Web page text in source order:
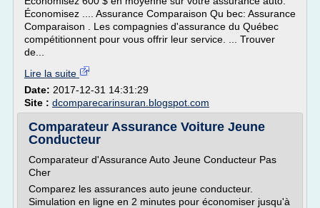
Économisez .... Assurance Comparaison Qu bec: Assurance
Comparaison . Les compagnies d'assurance du Québec
compétitionnent pour vous offrir leur service. ... Trouver
de...
Lire la suite
Date: 2017-12-31 14:31:29
Site : dcomparecarinsuran.blogspot.com
Comparateur Assurance Voiture Jeune
Conducteur
Comparateur d'Assurance Auto Jeune Conducteur Pas
Cher
Comparez les assurances auto jeune conducteur.
Simulation en ligne en 2 minutes pour économiser jusqu'à